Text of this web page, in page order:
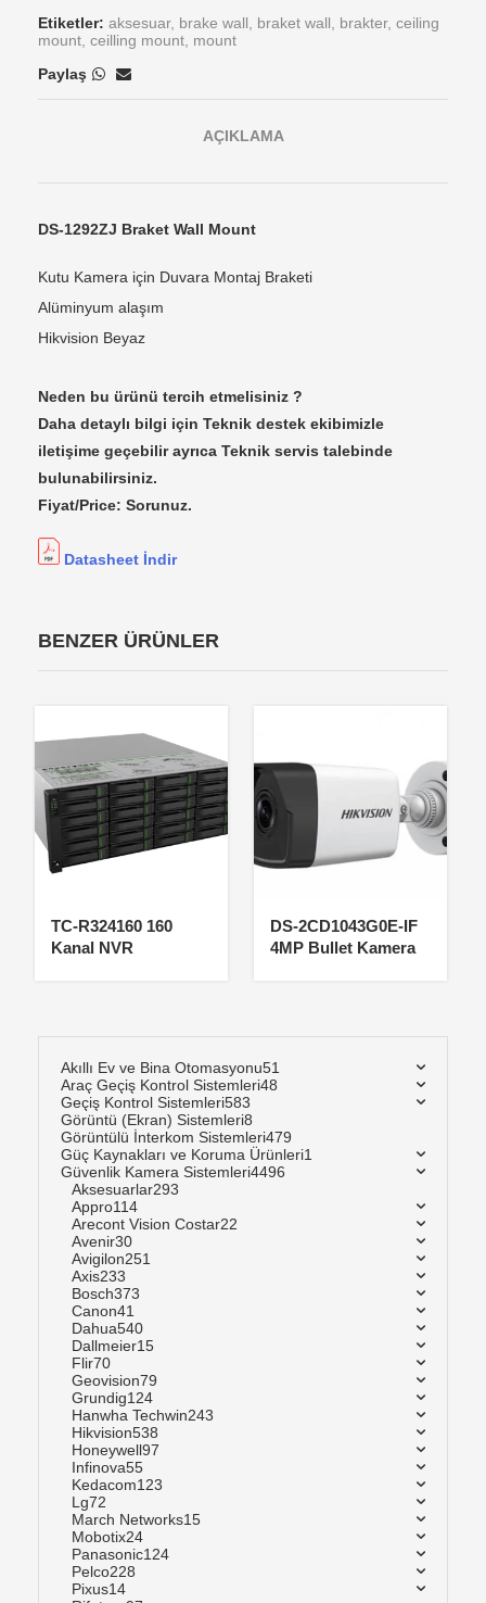
Etiketler: aksesuar, brake wall braket wall brakter, ceiling
mount ceilling mount mount
Paylaş
AÇIKLAMA
DS-1292ZJ Braket Wall Mount
Kutu Kamera için Duvara Montaj Braketi
Alüminyum alaşım
Hikvision Beyaz
Neden bu ürünü tercih etmelisiniz ?
Daha detaylı bilgi için Teknik destek ekibimizle
iletişime geçebilir ayrıca Teknik servis talebinde
bulunabilirsiniz.
Fiyat/Price: Sorunuz.
Datasheet İndir
BENZER ÜRÜNLER
TC-R324160 160
Kanal NVR
DS-2CD1043G0E-IF
4MP Bullet Kamera
Akıllı Ev ve Bina Otomasyonu51
Araç Geçiş Kontrol Sistemleri48
Geçiş Kontrol Sistemleri583
Görüntü (Ekran) Sistemleri8
Görüntülü İnterkom Sistemleri479
Güç Kaynakları ve Koruma Ürünleri1
Güvenlik Kamera Sistemleri4496
Aksesuarlar293
Appro114
Arecont Vision Costar22
Avenir30
Avigilon251
Axis233
Bosch373
Canon41
Dahua540
Dallmeier15
Flir70
Geovision79
Grundig124
Hanwha Techwin243
Hikvision538
Honeywell97
Infinova55
Kedacom123
Lg72
March Networks15
Mobotix24
Panasonic124
Pelco228
Pixus14